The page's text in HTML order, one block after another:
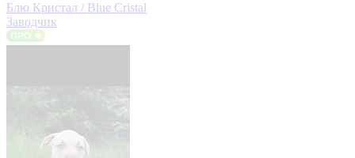
Блю Кристал / Blue Cristal
Заводчик